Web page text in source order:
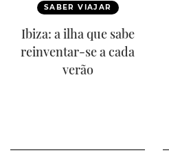
SABER VIAJAR
Ibiza: a ilha que sabe
reinventar-se a cada
verão